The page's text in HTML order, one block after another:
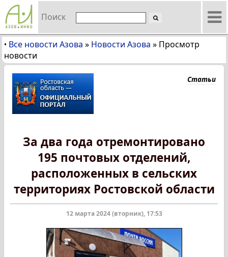
Поиск
• Все новости Азова » Новости Азова » Просмотр
новости
Статьи
За два года отремонтировано
195 почтовых отделений,
расположенных в сельских
территориях Ростовской области
12 марта 2024 (вторник), 17:53